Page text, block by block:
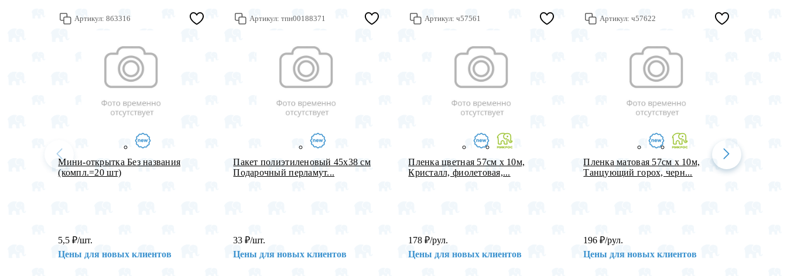
Артикул: 8б3316
Мини-открытка Без названия
(компл.=20 шт)
5,5₽/шт.
Цены для новых клиентов
Артикул: тпн00188371
Пакет полиэтиленовый 45х38 см
Подарочный перламут...
33₽/шт.
Цены для новых клиентов
Артикул: ч57561
Пленка цветная 57см х 10м,
Кристалл, фиолетовая,...
178₽/рул.
Цены для новых клиентов
Артикул: ч57622
Пленка матовая 57см х 10м,
Танцующий горох, черн...
196₽/рул.
Цены для новых клиентов